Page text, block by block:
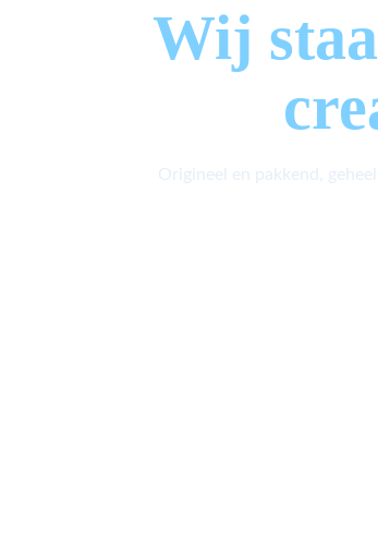
Wij
Origineel en pakkend,